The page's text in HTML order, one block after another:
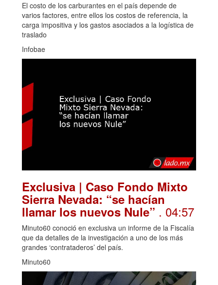
El costo de los carburantes en el país depende de
varios factores, entre ellos los costos de referencia, la
carga impositiva y los gastos asociados a la logística de
traslado
Infobae
Exclusiva | Caso Fondo Mixto
Sierra Nevada: “se hacían
llamar los nuevos Nule” . 04:57
Minuto60 conoció en exclusiva un informe de la Fiscalía
que da detalles de la investigación a uno de los más
grandes ‘contrataderos’ del país.
Minuto60